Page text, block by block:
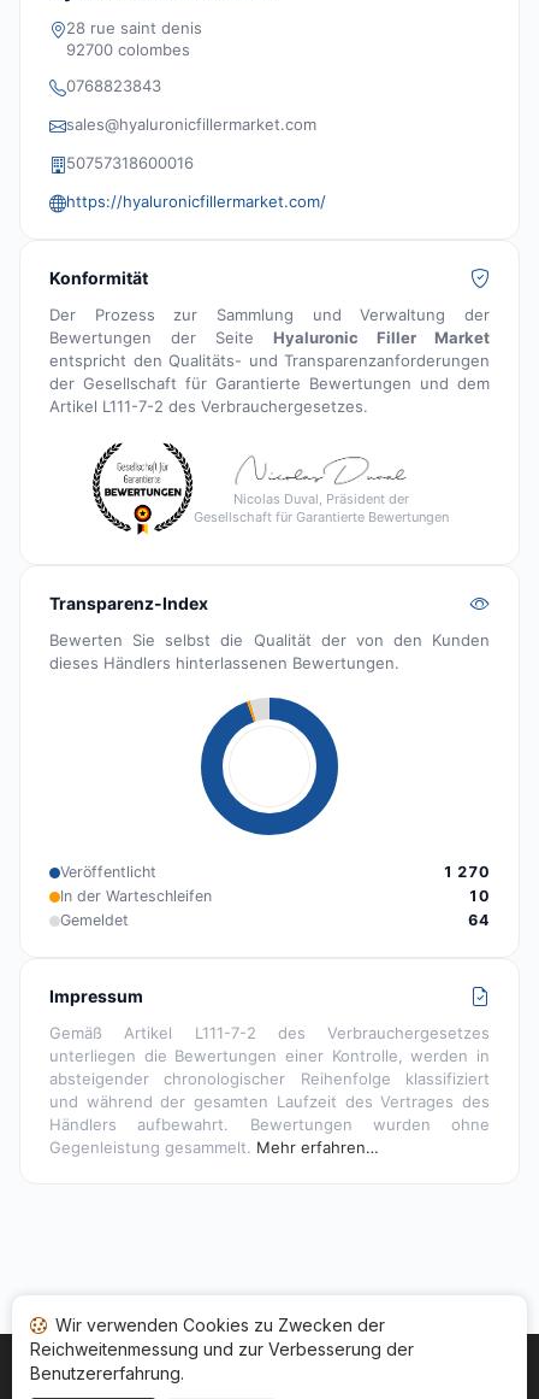
28 rue saint denis
92700 colombes
0768823843
sales@hyaluronicfillermarket.com
50757318600016
https://hyaluronicfillermarket.com/
Konformität
Der Prozess zur Sammlung und Verwaltung der
Bewertungen der Seite Hyaluronic Filler Market
entspricht den Qualitäts- und Transparenzanforderungen
der Gesellschaft für Garantierte Bewertungen und dem
Artikel L111-7-2 des Verbrauchergesetzes.
Nicolas Duval, Präsident der
Gesellschaft für Garantierte Bewertungen
Transparenz-Index
Bewerten Sie selbst die Qualität der von den Kunden
dieses Händlers hinterlassenen Bewertungen.
Veröffentlicht
1 270
In der Warteschleifen
10
Gemeldet
64
Impressum
Gemäß Artikel L111-7-2 des Verbrauchergesetzes
unterliegen die Bewertungen einer Kontrolle, werden in
absteigender chronologischer Reihenfolge klassifiziert
und während der gesamten Laufzeit des Vertrages des
Händlers aufbewahrt. Bewertungen wurden ohne
Gegenleistung gesammelt. Mehr erfahren…
Startseite Ihr Bewertungsstatus
Wir verwenden Cookies zu Zwecken der
Reichweitenmessung und zur Verbesserung der
Benutzererfahrung.